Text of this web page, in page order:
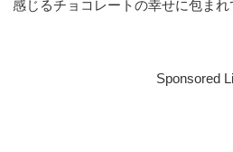
感じるチョコレートの幸せに包まれ
Sponsored